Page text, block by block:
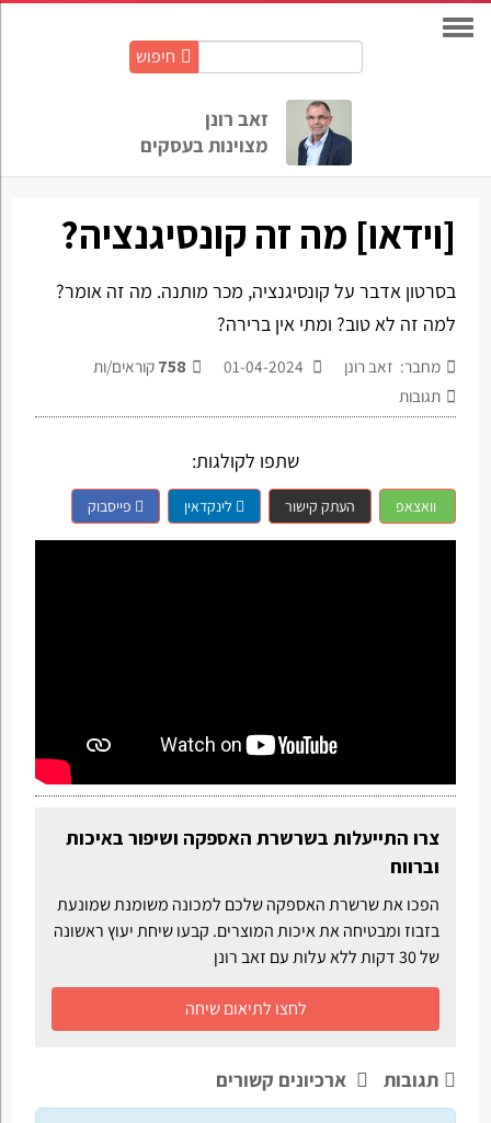
חיפוש
זאב רונן
מצוינות בעסקים
[וידאו] מה זה קונסיגנציה?
בסרטון אדבר על קונסיגנציה, מכר מותנה. מה זה אומר?
למה זה לא טוב? ומתי אין ברירה?
מחבר: זאב רונן 758 קוראים/ות
תגובות
שתפו לקולגות:
וואצאפ העתק קישור לינקדאין פייסבוק
צרו התייעלות בשרשרת האספקה ושיפור באיכות
וברווח
הפכו את שרשרת האספקה שלכם למכונה משומנת שמונעת
בזבוז ומבטיחה את איכות המוצרים. קבעו שיחת יעוץ ראשונה
של 30 דקות ללא עלות עם זאב רונן
לחצו לתיאום שיחה
תגובות ארכיונים קשורים